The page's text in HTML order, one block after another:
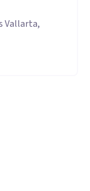
Vallarta,